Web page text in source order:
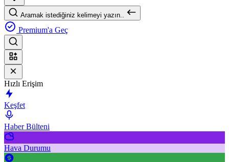
Aramak istediğiniz kelimeyi yazın..
Premium'a Geç
Hızlı Erişim
Keşfet
Haber Bülteni
Hava Durumu